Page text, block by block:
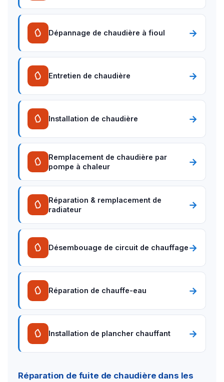
Dépannage de chaudière à fioul →
Entretien de chaudière →
Installation de chaudière →
Remplacement de chaudière par
pompe à chaleur
→
Réparation & remplacement de
radiateur
→
Désembouage de circuit de chauffage→
Réparation de chauffe-eau →
Installation de plancher chauffant →
Réparation de fuite de chaudière dans les